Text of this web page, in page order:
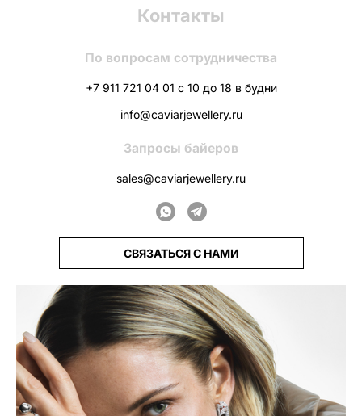
Контакты
По вопросам сотрудничества
+7 911 721 04 01 с 10 до 18 в будни
info@caviarjewellery.ru
Запросы байеров
sales@caviarjewellery.ru
СВЯЗАТЬСЯ С НАМИ